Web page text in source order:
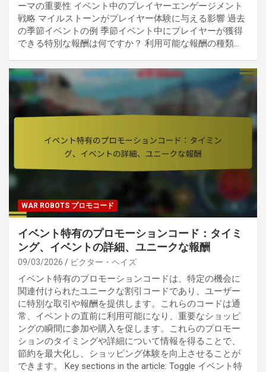
ーマの重要性 イベント中のプレイヤーエンゲージメント
戦略 マイルストーンがプレイヤー体験に与える影響 過去
の季節イベントの例 季節イベント中にプレイヤーが獲得
できる特別な報酬は何ですか？ 利用可能な報酬の種類…
WAR ROBOTS プロモコード
イベント特有のプロモーションコード：タイミ
ング、イベントの詳細、ユニークな報酬
09/03/2026 ビクター・ヘイズ
イベント特有のプロモーションコードは、特定の機会に
関連付けられたユニークな割引コードであり、ユーザー
に特別な取引や報酬を提供します。これらのコードは通
常、イベントの直前に利用可能になり、重要なショッピ
ングの瞬間に参加や購入を促します。これらのプロモー
ションのタイミングや詳細について情報を得ることで、
節約を最大化し、ショッピング体験を向上させることが
できます。 Key sections in the article: Toggle イベント特